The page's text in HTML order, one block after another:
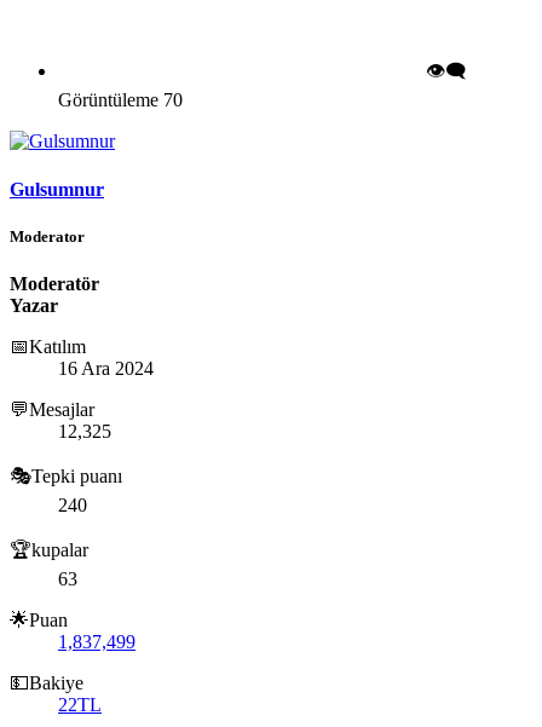
👁️‍🗨️
Görüntüleme 70
Gulsumnur
Moderator
Moderatör
Yazar
📅Katılım
16 Ara 2024
💬Mesajlar
12,325
🎭Tepki puanı
240
🏆kupalar
63
🌟Puan
1,837,499
💵Bakiye
22TL